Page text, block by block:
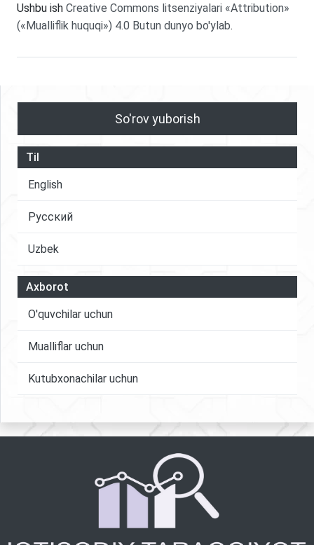
Ushbu ish Creative Commons litsenziyalari «Attribution»
(«Mualliflik huquqi») 4.0 Butun dunyo bo'ylab.
So'rov yuborish
Til
English
Русский
Uzbek
Axborot
O'quvchilar uchun
Mualliflar uchun
Kutubxonachilar uchun